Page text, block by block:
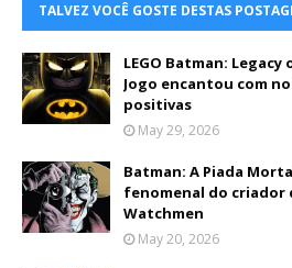
TALVEZ VOCÊ GOSTE DESTAS
LEGO Batman:
Jogo encantou com
positivas
May 29, 2026
Batman: A Piada
fenomenal do criador
Watchmen
May 20, 2026